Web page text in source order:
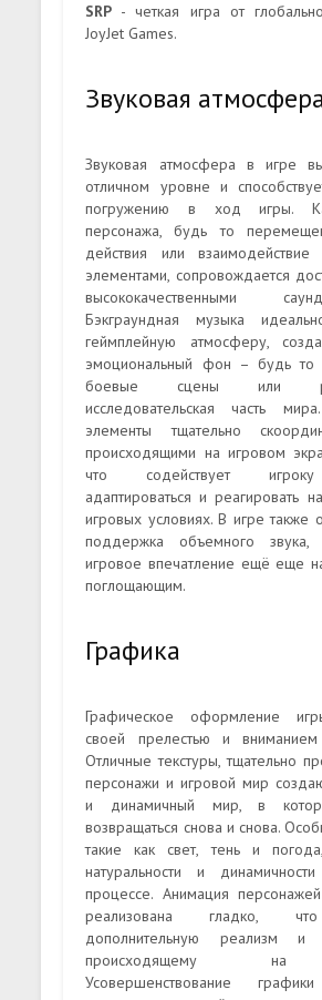
SRP - четкая игра от
JoyJet Games.
Звуковая
Звуковая атмосфера в игре
отличном уровне и
погружению в ход игры.
персонажа, будь то
действия или
элементами, сопровождается
высококачественными
Бэкграундная музыка
геймплейную атмосферу,
эмоциональный фон – будь то
боевые сцены или
исследовательская часть
элементы тщательно
происходящими на игровом
что содействует
адаптироваться и реагировать
игровых условиях. В игре также
поддержка объемного звука,
игровое впечатление ещё еще
поглощающим.
Графика
Графическое оформление
своей прелестью и
Отличные текстуры, тщательно
персонажи и игровой мир
и динамичный мир, в
возвращаться снова и снова.
такие как свет, тень и
натуральности и
процессе. Анимация
реализована гладко,
дополнительную реализм и
происходящему на
Усовершенствование